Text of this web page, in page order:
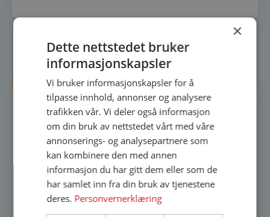
Relaterte produkter
×
Dette nettstedet bruker
informasjonskapsler
Vi bruker informasjonskapsler for å
tilpasse innhold, annonser og analysere
trafikken vår. Vi deler også informasjon
om din bruk av nettstedet vårt med våre
annonserings- og analysepartnere som
kan kombinere den med annen
informasjon du har gitt dem eller som de
har samlet inn fra din bruk av tjenestene
deres. Personvernerklæring